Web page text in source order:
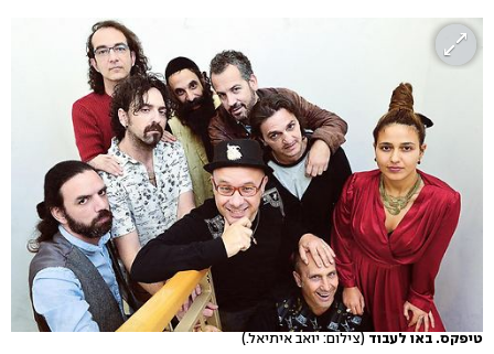
טיפקס. באו לעבוד (צילום: יואב איתיאל.)